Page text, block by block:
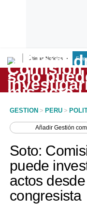
Últimas Noticias
Lo último
Peru Quiosco
Economía
Mercados
Perú
GESTION > PERU >
AñadirGestión
Soto:
puede
actos
congresista